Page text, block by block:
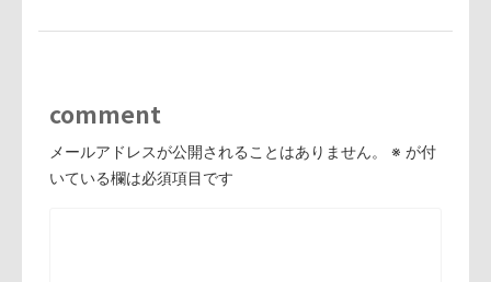
comment
メールアドレスが公開されることはありません。 ※ が付
いている欄は必須項目です